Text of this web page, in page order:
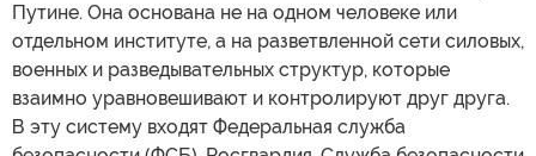
Путине. Она основана не на одном человеке или
отдельном институте, а на разветвленной сети силовых,
военных и разведывательных структур, которые
взаимно уравновешивают и контролируют друг друга.
В эту систему входят Федеральная служба